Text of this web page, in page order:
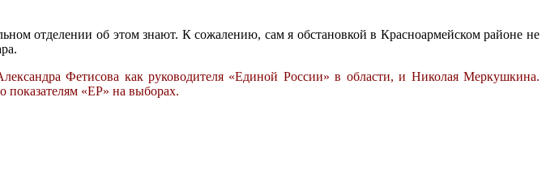
отделении об этом знают. К сожалению, сам я обстановкой в Красноармейском районе не
Фетисова как руководителя «Единой России» в области, и Николая Меркушкина.
показателям «ЕР» на выборах.